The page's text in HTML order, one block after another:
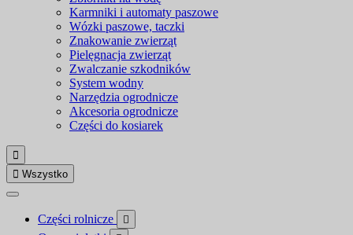
Karmniki i automaty paszowe
Wózki paszowe, taczki
Znakowanie zwierząt
Pielęgnacja zwierząt
Zwalczanie szkodników
System wodny
Narzędzia ogrodnicze
Akcesoria ogrodnicze
Części do kosiarek

 Wszystko
Części rolnicze 